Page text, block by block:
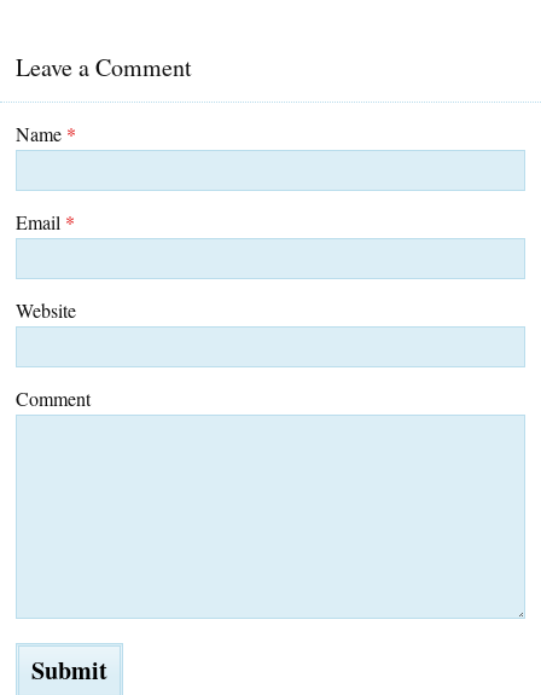
Leave a Comment
Name *
Email *
Website
Comment